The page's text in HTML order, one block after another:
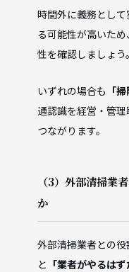
時間外に義務とし
る可能性が高いた
性を確認しましょう。
いずれの場合も 「
通認識を経営・管
つながります。
（3）外部清掃業
か
外部清掃業者との
と 「業者がやるは